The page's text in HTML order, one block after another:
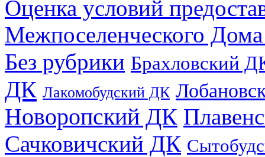
Оценка условий
Межпоселенческого
Без рубрики Брахловский
ДК Лакомобудский ДК
Новоропский ДК
Сачковичский ДК